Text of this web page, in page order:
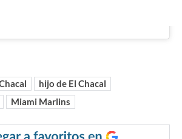
hijo de El Chacal
Miami Marlins